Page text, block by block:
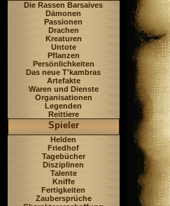
Die Rassen Barsaives
Dämonen
Passionen
Drachen
Kreaturen
Untote
Pflanzen
Persönlichkeiten
Das neue T'kambras
Artefakte
Waren und Dienste
Organisationen
Legenden
Reittiere
Spieler
Helden
Friedhof
Tagebücher
Disziplinen
Talente
Kniffe
Fertigkeiten
Zaubersprüche